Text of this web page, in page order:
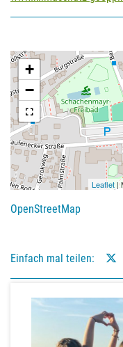
+
−
Leaflet |
OpenStreetMap
Einfach mal teilen: